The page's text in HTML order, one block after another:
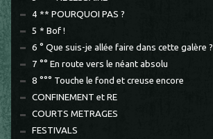
4 ** POURQUOI PAS ?
5 * Bof !
6 ° Que suis-je allée faire dans cette galère ?
7 °° En route vers le néant absolu
8 °°° Touche le fond et creuse encore
CONFINEMENT et RE
COURTS METRAGES
FESTIVALS